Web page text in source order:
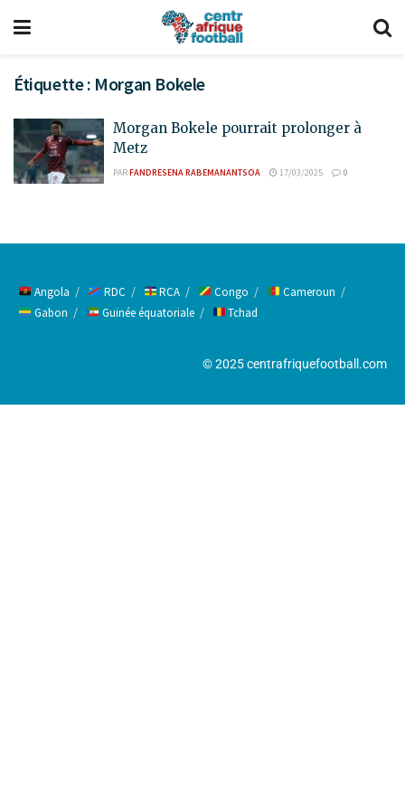
Étiquette : Morgan Bokele
Morgan Bokele pourrait prolonger à
Metz
PARFANDRESENA RABEMANANTSOA 17/03/2025 0
Angola RDC RCA Congo
Cameroun
Gabon
Guinée équatoriale Tchad
© 2025 centrafriquefootball.com